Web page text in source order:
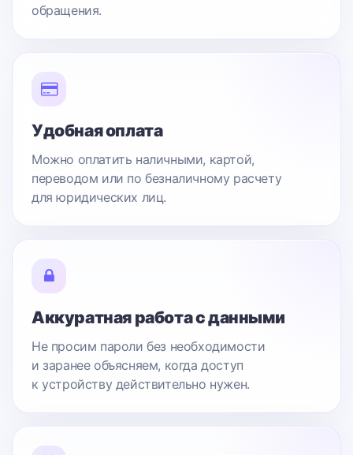
обращения.
Удобная оплата
Можно оплатить наличными, картой,
переводом или по безналичному расчету
для юридических лиц.
Аккуратная работа с данными
Не просим пароли без необходимости
и заранее объясняем, когда доступ
к устройству действительно нужен.